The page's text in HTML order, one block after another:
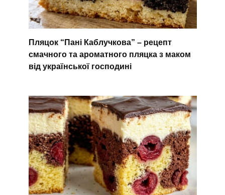
Пляцок “Пані Каблучкова” – рецепт
смачного та ароматного пляцка з маком
від української господині